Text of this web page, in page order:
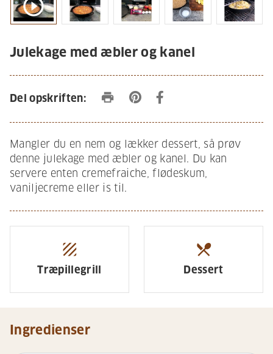
play_circle_outline
Julekage med æbler og kanel
Del opskriften: print
Mangler du en nem og lækker dessert, så prøv
denne julekage med æbler og kanel. Du kan
servere enten cremefraiche, flødeskum,
vaniljecreme eller is til.
texture
Træpillegrill
restaurant_menu
Dessert
Ingredienser